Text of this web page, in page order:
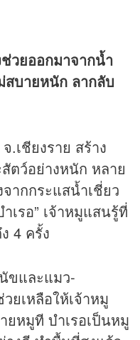
วยออกมาจากน้ำ
สบายหนัก ลากลับ
เชียงราย สร้าง
ตว์อย่างหนัก หลาย
ากกระแสน้ำเชี่ยว
เรอ” เจ้าหมูแสนรู้ที่
4 ครั้ง
ขและแมว-
ยเหลือให้เจ้าหมู
ยหมูที บำเรอเป็นหมู